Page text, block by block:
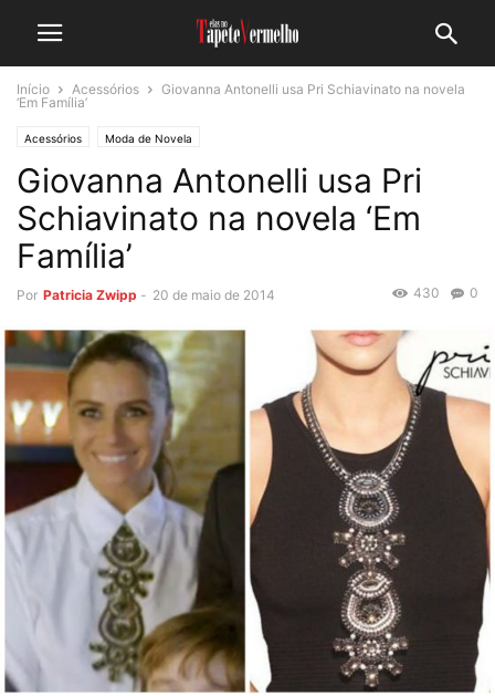
Início Acessórios
Giovanna Antonelli usa Pri Schiavinato na novela
‘Em Família’
Acessórios Moda de Novela
Giovanna Antonelli usa Pri
Schiavinato na novela ‘Em
Família’
Por Patricia Zwipp - 20 de maio de 2014 0
430